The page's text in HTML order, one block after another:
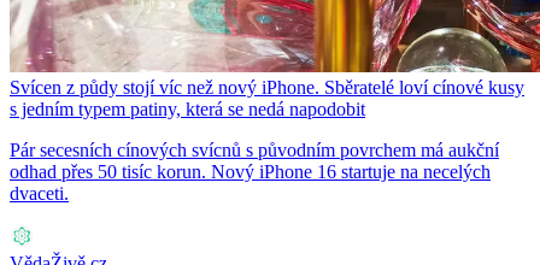
Svícen z půdy stojí víc než nový iPhone. Sběratelé loví cínové kusy
s jedním typem patiny, která se nedá napodobit
Pár secesních cínových svícnů s původním povrchem má aukční
odhad přes 50 tisíc korun. Nový iPhone 16 startuje na necelých
dvaceti.